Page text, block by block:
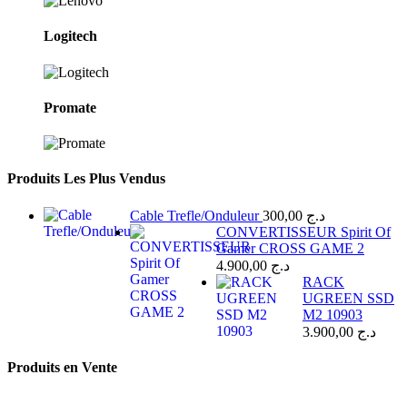
Logitech
Promate
Produits Les Plus Vendus
Cable Trefle/Onduleur د.ج
CONVERTISSEUR Spirit Of
Gamer CROSS GAME 2
د.ج
RACK
UGREEN SSD
M2 10903
د.ج
Produits en Vente